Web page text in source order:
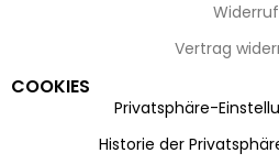
Widerruf
Vertrag
COOKIES
Privatsphäre-
Historie der